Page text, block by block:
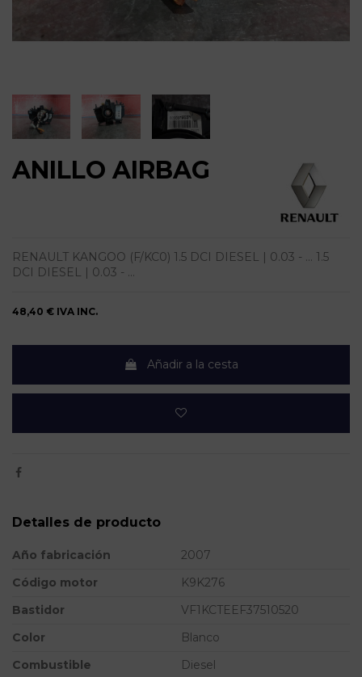
ANILLO AIRBAG
RENAULT KANGOO (F/KC0) 1.5 DCI DIESEL | 0.03 - ... 1.5
DCI DIESEL | 0.03 - ...
48,40 € IVA INC.
Añadir a la cesta
Detalles de producto
Año fabricación
2007
Código motor
K9K276
Bastidor
VF1KCTEEF37510520
Color
Blanco
Combustible
Diesel